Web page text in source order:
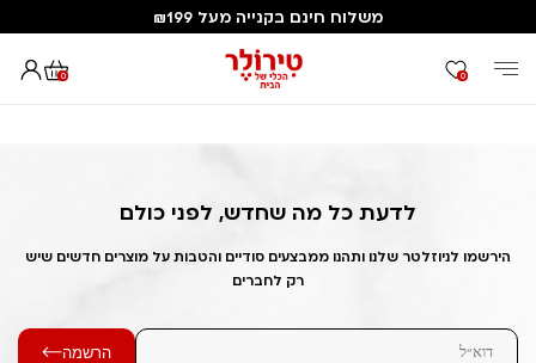
משלוח חינם בקנייה מעל ₪199
0 0
דף הבית Out of Stock Alert 2025/06/24 1750766684
לדעת כל מה שחדש, לפני כולם
הירשמו לניוזלטר שלנו ותהנו ממבצעים סודיים והטבות על מוצרים חדשים שיש
רק לחברים
הרשמה